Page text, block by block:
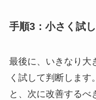
手順3：小さく試
最後に、いきなり大
く試して判断します
と、次に改善するべ